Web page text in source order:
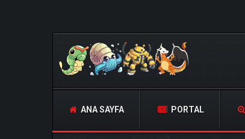
ANA SAYFA PORTAL